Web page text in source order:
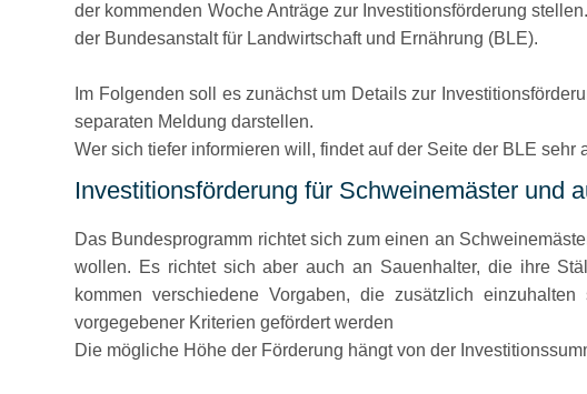
der kommenden Woche Anträge zur Investitionsförderung
der Bundesanstalt für Landwirtschaft und Ernährung (BLE).
Im Folgenden soll es zunächst um Details zur
separaten Meldung darstellen.
Wer sich tiefer informieren will, findet auf der Seite der BLE sehr
Investitionsförderung für Schweinemäster und
Das Bundesprogramm richtet sich zum einen an
wollen. Es richtet sich aber auch an Sauenhalter, die ihre
kommen verschiedene Vorgaben, die zusätzlich
vorgegebener Kriterien gefördert werden
Die mögliche Höhe der Förderung hängt von der